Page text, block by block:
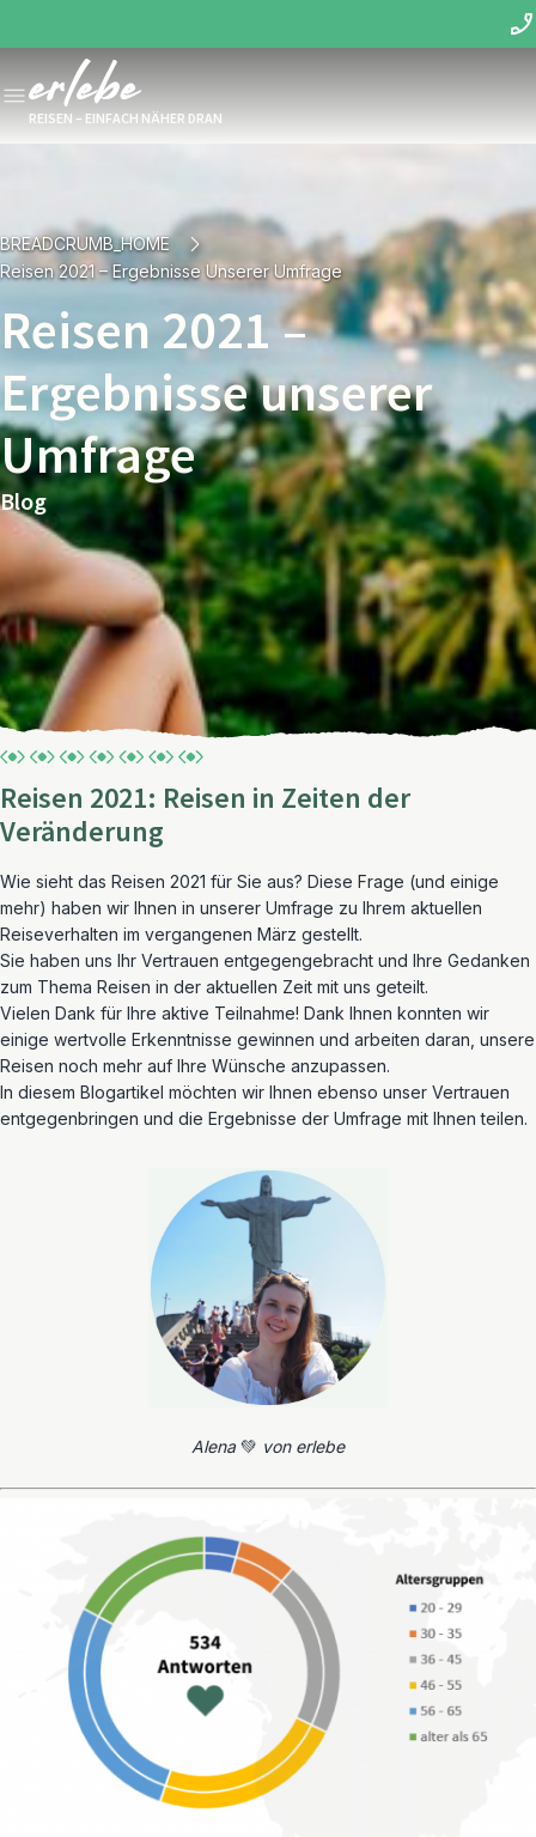
REISEN – EINFACH NÄHER DRAN
BREADCRUMB_HOME
Reisen 2021 – Ergebnisse Unserer Umfrage
Reisen 2021 –
Ergebnisse unserer
Umfrage
Blog
Reisen 2021: Reisen in Zeiten der
Veränderung
Wie sieht das Reisen 2021 für Sie aus? Diese Frage (und einige
mehr) haben wir Ihnen in unserer Umfrage zu Ihrem aktuellen
Reiseverhalten im vergangenen März gestellt.
Sie haben uns Ihr Vertrauen entgegengebracht und Ihre Gedanken
zum Thema Reisen in der aktuellen Zeit mit uns geteilt.
Vielen Dank für Ihre aktive Teilnahme! Dank Ihnen konnten wir
einige wertvolle Erkenntnisse gewinnen und arbeiten daran, unsere
Reisen noch mehr auf Ihre Wünsche anzupassen.
In diesem Blogartikel möchten wir Ihnen ebenso unser Vertrauen
entgegenbringen und die Ergebnisse der Umfrage mit Ihnen teilen.
Alena💚 von erlebe